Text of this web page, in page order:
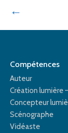
←
Compétences
Auteur
Création lumière
Concepteur
Scénographe
Vidéaste